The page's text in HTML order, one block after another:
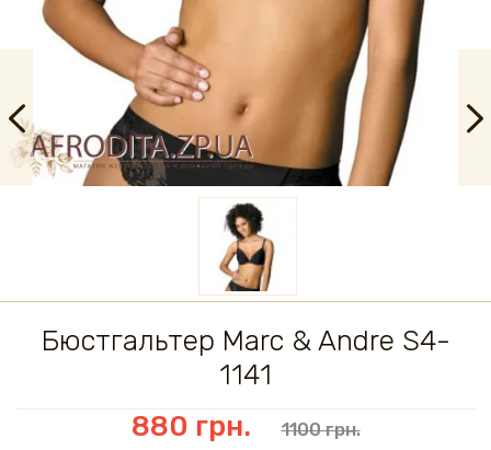
Бюстгальтер Marc & Andre S4-
1141
880 грн.
1100 грн.